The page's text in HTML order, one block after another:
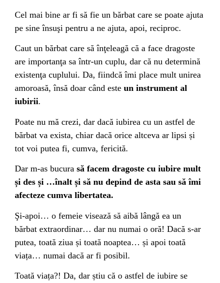
Cel mai bine ar fi să fie un bărbat care se poate ajuta
pe sine însuşi pentru a ne ajuta, apoi, reciproc.
Caut un bărbat care să înţeleagă că a face dragoste
are importanţa sa într-un cuplu, dar că nu determină
existenţa cuplului. Da, fiindcă îmi place mult unirea
amoroasă, însă doar când este un instrument al
iubirii.
Poate nu mă crezi, dar dacă iubirea cu un astfel de
bărbat va exista, chiar dacă orice altceva ar lipsi și
tot voi putea fi, cumva, fericită.
Dar m-as bucura să facem dragoste cu iubire mult
și des și …înalt și să nu depind de asta sau să îmi
afecteze cumva libertatea.
Şi-apoi… o femeie visează să aibă lângă ea un
bărbat extraordinar… dar nu numai o oră! Dacă s-ar
putea, toată ziua și toată noaptea… și apoi toată
viața… numai dacă ar fi posibil.
Toată viața?! Da, dar știu că o astfel de iubire se